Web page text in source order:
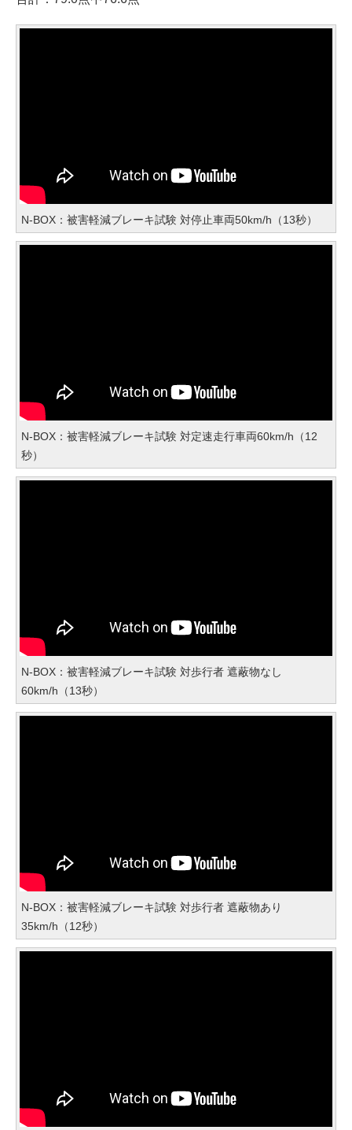
N-BOX：被害軽減ブレーキ試験 対停止車両50km/h（13秒）
N-BOX：被害軽減ブレーキ試験 対定速走行車両60km/h（12
秒）
N-BOX：被害軽減ブレーキ試験 対歩行者 遮蔽物なし
60km/h（13秒）
N-BOX：被害軽減ブレーキ試験 対歩行者 遮蔽物あり
35km/h（12秒）